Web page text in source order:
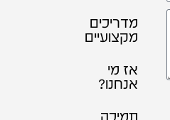
מדריכים
מקצועיים
אז מי
אנחנו?
תמיכה